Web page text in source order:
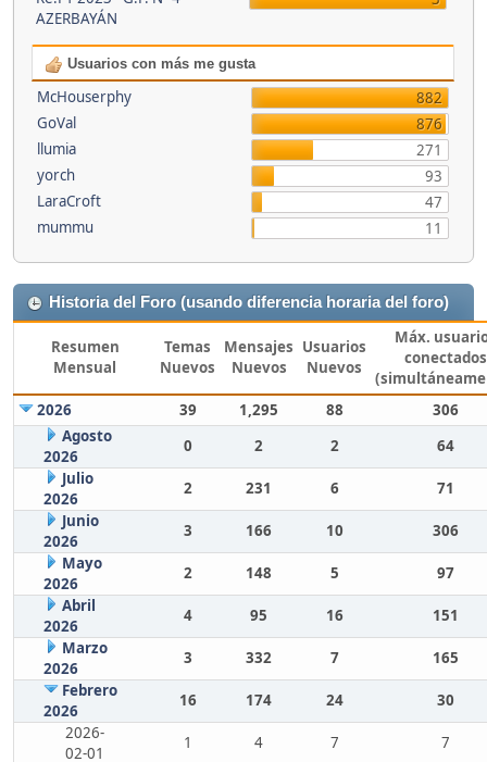
AZERBAYÁN
Usuarios con más me gusta
McHouserphy
882
GoVal
876
llumia
271
yorch
93
LaraCroft
47
mummu
11
Historia del Foro (usando diferencia horaria del foro)
Resumen
Mensual
Temas
Nuevos
Mensajes
Nuevos
Usuarios
Nuevos
Máx.
conectados
2026
39 1,295 88
306
Agosto
2026
0 2 2
64
Julio
2026
2 231 6
71
Junio
2026
3 166 10
306
Mayo
2026
2 148 5
97
Abril
2026
4 95 16
151
Marzo
2026
3 332 7
165
Febrero
2026
16 174 24
30
2026-
02-01
1 4 7
7